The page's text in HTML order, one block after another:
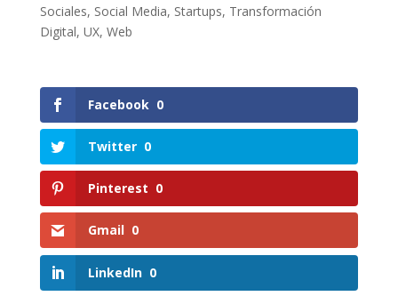
Sociales, Social Media, Startups, Transformación
Digital, UX, Web
Facebook 0
Twitter 0
Pinterest 0
Gmail 0
LinkedIn 0